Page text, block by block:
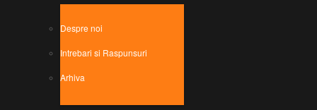
Despre noi
Intrebari si Raspunsuri
Arhiva